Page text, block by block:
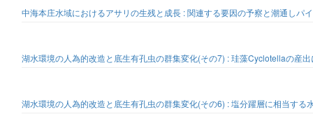
中海本庄水域におけるアサリの生残と成長 : 関連する要因の予察と潮通しパ
湖水環境の人為的改造と底生有孔虫の群集変化(その7) : 珪藻Cyclotellaの産
湖水環境の人為的改造と底生有孔虫の群集変化(その6) : 塩分躍層に相当する